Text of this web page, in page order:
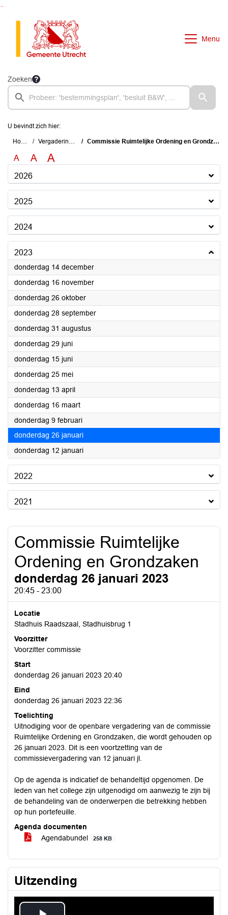
Menu
Zoeken
U bevindt zich hier:
Home Vergaderingen Commissie Ruimtelijke Ordening en Grondzaken
A A A
2026
2025
2024
2023
donderdag 14 december2023
donderdag 16 november2023
donderdag 26 oktober2023
donderdag 28 september2023
donderdag 31 augustus2023
donderdag 29 juni2023
donderdag 15 juni2023
donderdag 25 mei2023
donderdag 13 april2023
donderdag 16 maart2023
donderdag 9 februari2023
donderdag 26 januari2023
donderdag 12 januari2023
2022
2021
Commissie Ruimtelijke
Ordening en Grondzaken
donderdag 26 januari 2023
20:45 - 23:00
Locatie
Stadhuis Raadszaal, Stadhuisbrug 1
Voorzitter
Voorzitter commissie
Start
donderdag 26 januari 2023 20:40
Eind
donderdag 26 januari 2023 22:36
Toelichting
Uitnodiging voor de openbare vergadering van de commissie
Ruimtelijke Ordening en Grondzaken, die wordt gehouden op
26 januari 2023. Dit is een voortzetting van de
commissievergadering van 12 januari jl.
Op de agenda is indicatief de behandeltijd opgenomen. De
leden van het college zijn uitgenodigd om aanwezig te zijn bij
de behandeling van de onderwerpen die betrekking hebben
op hun portefeuille.
Agenda documenten
Agendabundel
258 KB
Uitzending